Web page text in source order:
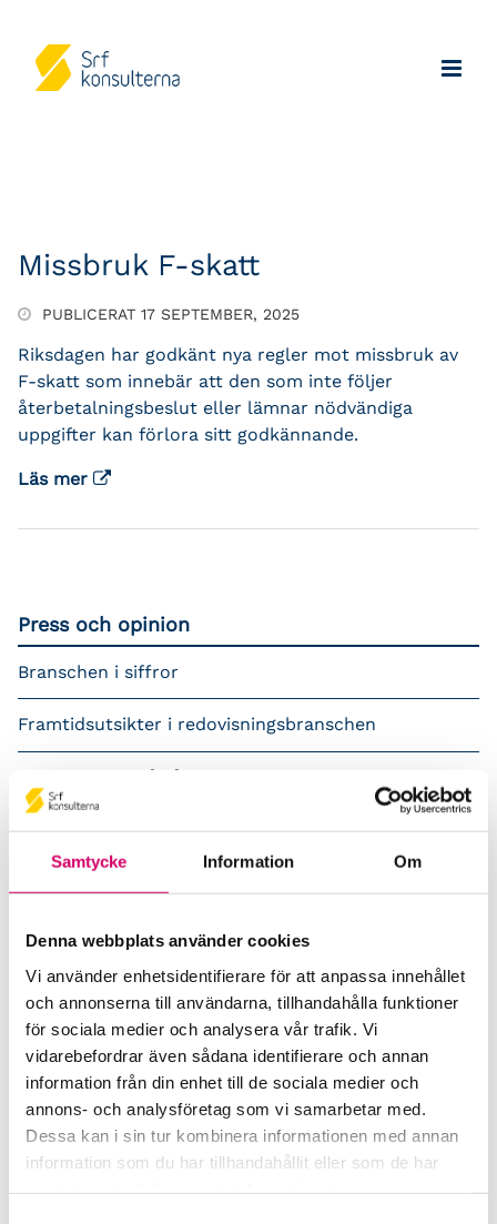
Samtycke Information Om
Denna webbplats använder cookies
Vi använder enhetsidentifierare för att anpassa innehållet
och annonserna till användarna, tillhandahålla funktioner
för sociala medier och analysera vår trafik. Vi
vidarebefordrar även sådana identifierare och annan
information från din enhet till de sociala medier och
annons- och analysföretag som vi samarbetar med.
Dessa kan i sin tur kombinera informationen med annan
information som du har tillhandahållit eller som de har
Missbruk F-skatt
PUBLICERAT 17 SEPTEMBER, 2025
Riksdagen har godkänt nya regler mot missbruk av
F-skatt som innebär att den som inte följer
återbetalningsbeslut eller lämnar nödvändiga
uppgifter kan förlora sitt godkännande.
Läs mer
Press och opinion
Branschen i siffror
Framtidsutsikter i redovisningsbranschen
Prenumerera på våra nyhetsbrev
Pressrum
Remisser
Samverkan med myndigheter och organisationer
Srf Fokusrapport 2024 – insikter för hållbart
företagande
Våra nyhetskanaler
Tidningen Konsulten